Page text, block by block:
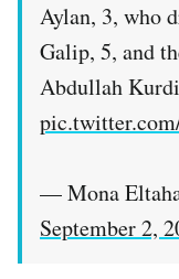
Aylan, 3, who
Galip, 5, and
Abdullah
— Mona
September 2,